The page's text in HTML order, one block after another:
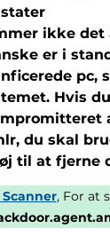
ikke det
er i
pc,
Hvis
du skal
til at fjerne
, For at